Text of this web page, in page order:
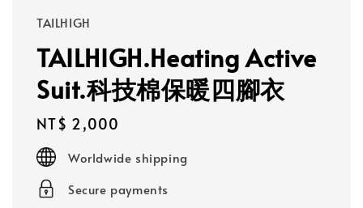
TAILHIGH
TAILHIGH.Heating Active
Suit.科技棉保暖四腳衣
Regular
price
NT$ 2,000
Worldwide shipping
Secure payments